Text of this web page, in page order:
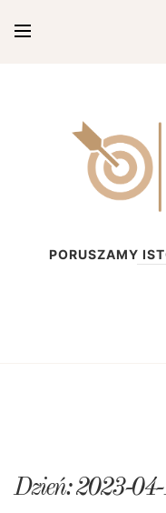
O biznesie
PORUSZAMY
Dzień:2023-